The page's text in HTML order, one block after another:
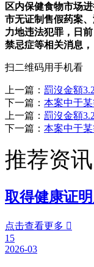
区内保健食物市场
市无证制售假药案
力地违法犯罪，日
禁忌症等相关消息，
扫二维码用手机看
上一篇： 罰沒金額
下一篇： 本案中于
上一篇： 罰沒金額
下一篇： 本案中于
推荐资讯
取得健康证
点击查看更多 
15
2026-03